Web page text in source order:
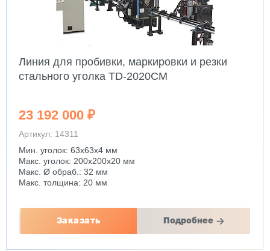
Линия для пробивки, маркировки и резки
стального уголка TD-2020CM
23 192 000 ₽
Артикул: 14311
Мин. уголок: 63x63x4 мм
Макс. уголок: 200x200x20 мм
Макс. Ø обраб.: 32 мм
Макс. толщина: 20 мм
Заказать Подробнее